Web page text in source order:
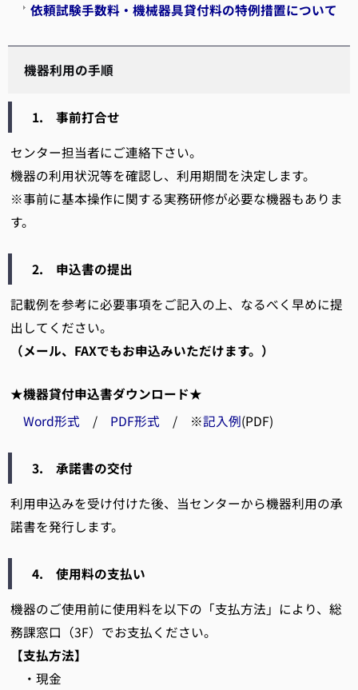
依頼試験手数料・機械器具貸付料の特例措置について
機器利用の手順
1. 事前打合せ
センター担当者にご連絡下さい。
機器の利用状況等を確認し、利用期間を決定します。
※事前に基本操作に関する実務研修が必要な機器もありま
す。
2. 申込書の提出
記載例を参考に必要事項をご記入の上、なるべく早めに提
出してください。
（メール、FAXでもお申込みいただけます。）
★機器貸付申込書ダウンロード★
Word形式 / PDF形式 / ※記入例(PDF)
3. 承諾書の交付
利用申込みを受け付けた後、当センターから機器利用の承
諾書を発行します。
4. 使用料の支払い
機器のご使用前に使用料を以下の「支払方法」により、総
務課窓口（3F）でお支払ください。
【支払方法】
・現金